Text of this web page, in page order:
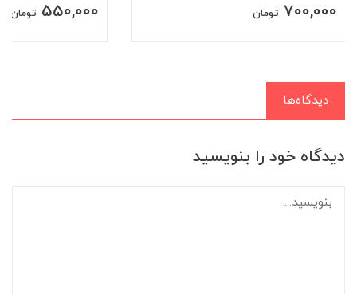
700,000 تومان 550,000 تومان
دیدگاه‌ها
دیدگاه خود را بنویسید